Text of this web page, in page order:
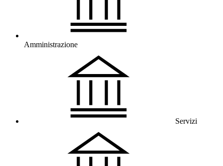
Amministrazione
Servizi